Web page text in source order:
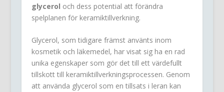
glycerol och dess potential att förändra
spelplanen för keramiktillverkning.
Glycerol, som tidigare främst använts inom
kosmetik och läkemedel, har visat sig ha en rad
unika egenskaper som gör det till ett värdefullt
tillskott till keramiktillverkningsprocessen. Genom
att använda glycerol som en tillsats i leran kan